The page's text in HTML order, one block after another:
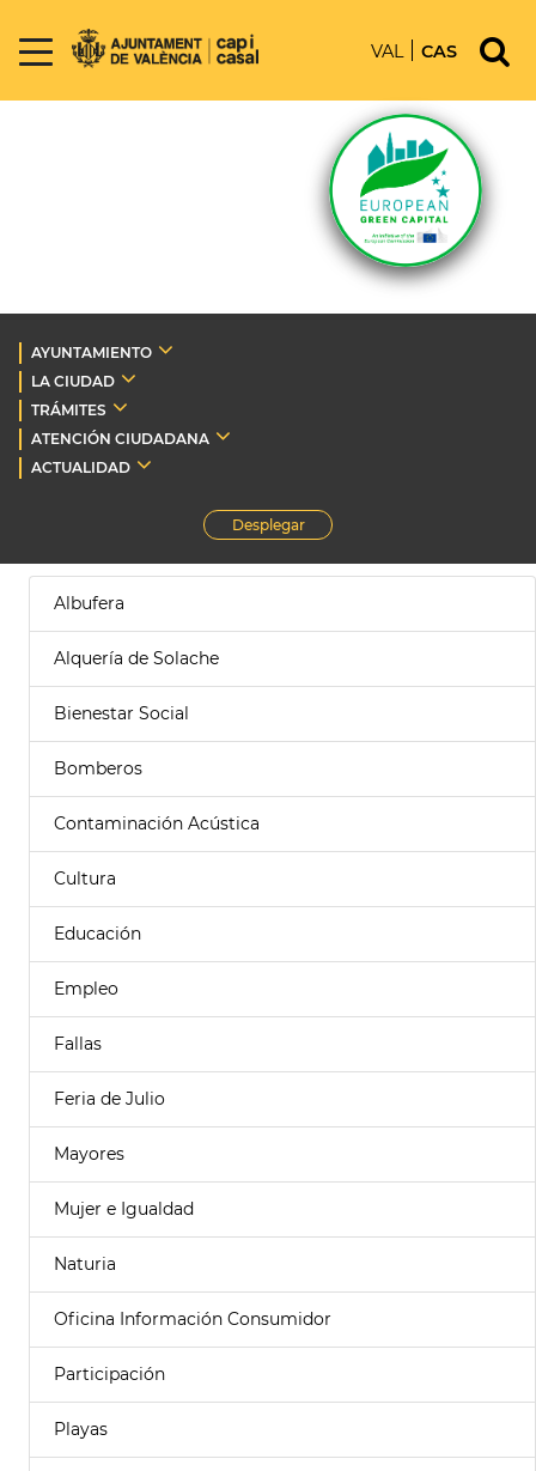
VAL CAS
AYUNTAMIENTO
LA CIUDAD
TRÁMITES
ATENCIÓN CIUDADANA
ACTUALIDAD
Desplegar
Albufera
Alquería de Solache
Bienestar Social
Bomberos
Contaminación Acústica
Cultura
Educación
Empleo
Fallas
Feria de Julio
Mayores
Mujer e Igualdad
Naturia
Oficina Información Consumidor
Participación
Playas